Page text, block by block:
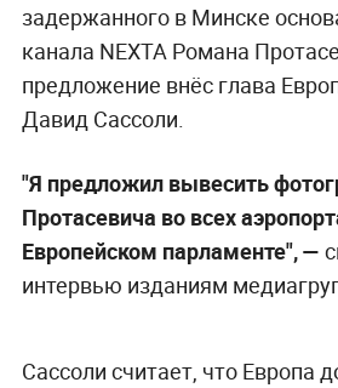
задержанного в Минске
канала NEXTA Романа
предложение внёс глава
Давид Сассоли.
"Я предложил вывесить
Протасевича во всех
Европейском парламенте", —
интервью изданиям
Сассоли считает, что Европа